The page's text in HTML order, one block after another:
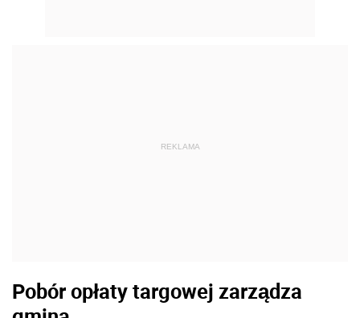
REKLAMA
Pobór opłaty targowej zarządza